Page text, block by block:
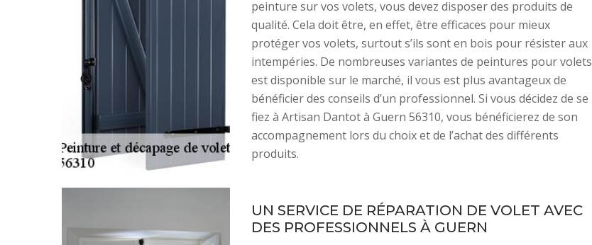
peinture sur vos volets, vous devez disposer des produits de
qualité. Cela doit être, en effet, être efficaces pour mieux
protéger vos volets, surtout s’ils sont en bois pour résister aux
intempéries. De nombreuses variantes de peintures pour volets
est disponible sur le marché, il vous est plus avantageux de
bénéficier des conseils d’un professionnel. Si vous décidez de se
fiez à Artisan Dantot à Guern 56310, vous bénéficierez de son
accompagnement lors du choix et de l’achat des différents
produits.
UN SERVICE DE RÉPARATION DE VOLET AVEC
DES PROFESSIONNELS À GUERN